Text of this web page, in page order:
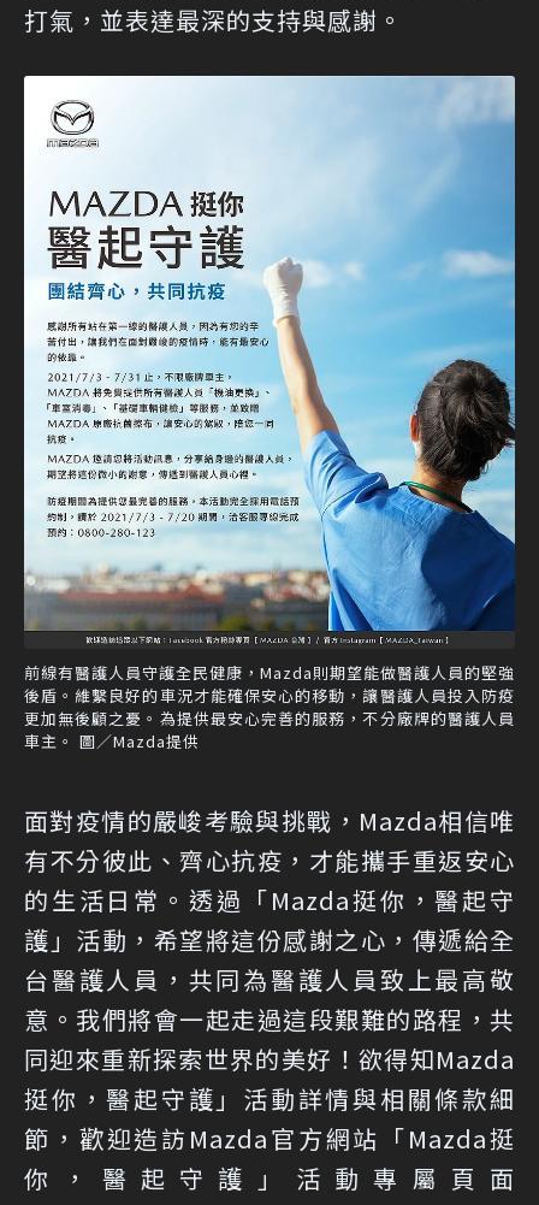
打氣，並表達最深的支持與感謝。
前線有醫護人員守護全民健康，Mazda則期望能做醫護人員的堅強
後盾。維繫良好的車況才能確保安心的移動，讓醫護人員投入防疫
更加無後顧之憂。為提供最安心完善的服務，不分廠牌的醫護人員
車主。 圖／Mazda提供
面對疫情的嚴峻考驗與挑戰，Mazda相信唯
有不分彼此、齊心抗疫，才能攜手重返安心
的生活日常。透過「Mazda挺你，醫起守
護」活動，希望將這份感謝之心，傳遞給全
台醫護人員，共同為醫護人員致上最高敬
意。我們將會一起走過這段艱難的路程，共
同迎來重新探索世界的美好！欲得知Mazda
挺你，醫起守護」活動詳情與相關條款細
節，歡迎造訪Mazda官方網站「Mazda挺
你，醫起守護」活動專屬頁面